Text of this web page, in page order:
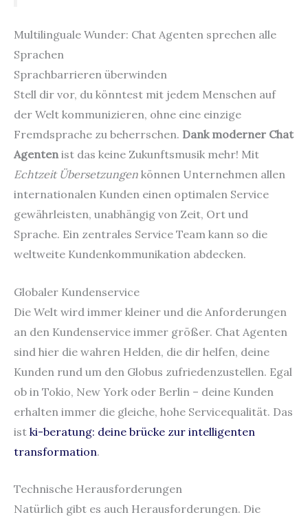
Multilinguale Wunder: Chat Agenten sprechen alle
Sprachen
Sprachbarrieren überwinden
Stell dir vor, du könntest mit jedem Menschen auf
der Welt kommunizieren, ohne eine einzige
Fremdsprache zu beherrschen. Dank moderner Chat
Agentenist das keine Zukunftsmusik mehr! Mit
Echtzeit Übersetzungen können Unternehmen allen
internationalen Kunden einen optimalen Service
gewährleisten, unabhängig von Zeit, Ort und
Sprache. Ein zentrales Service Team kann so die
weltweite Kundenkommunikation abdecken.
Globaler Kundenservice
Die Welt wird immer kleiner und die Anforderungen
an den Kundenservice immer größer. Chat Agenten
sind hier die wahren Helden, die dir helfen, deine
Kunden rund um den Globus zufriedenzustellen. Egal
ob in Tokio, New York oder Berlin – deine Kunden
erhalten immer die gleiche, hohe Servicequalität. Das
ist ki-beratung: deine brücke zur intelligenten
transformation.
Technische Herausforderungen
Natürlich gibt es auch Herausforderungen. Die